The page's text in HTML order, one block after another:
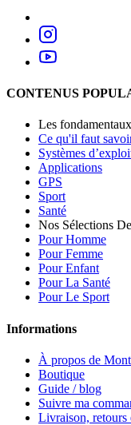
CONTENUS
Les
Ce qu'il faut
Systèmes
Applications
GPS
Sport
Santé
Nos Sélections
Pour Homme
Pour Femme
Pour Enfant
Pour La Santé
Pour Le Sport
Informations
À propos de
Boutique
Guide / blog
Suivre ma
Livraison, retours